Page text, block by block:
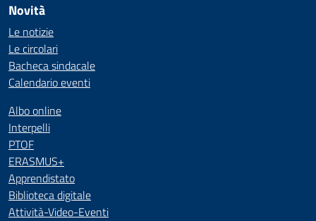
Novità
Le notizie
Le circolari
Bacheca sindacale
Calendario eventi
Albo online
Interpelli
PTOF
ERASMUS+
Apprendistato
Biblioteca digitale
Attività-Video-Eventi